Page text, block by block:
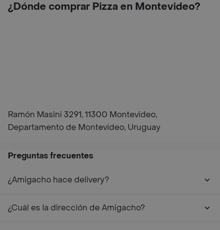
¿Dónde comprar Pizza en Montevideo?
Ramón Masini 3291, 11300 Montevideo,
Departamento de Montevideo, Uruguay
Preguntas frecuentes
¿Amigacho hace delivery?
¿Cuál es la dirección de Amigacho?